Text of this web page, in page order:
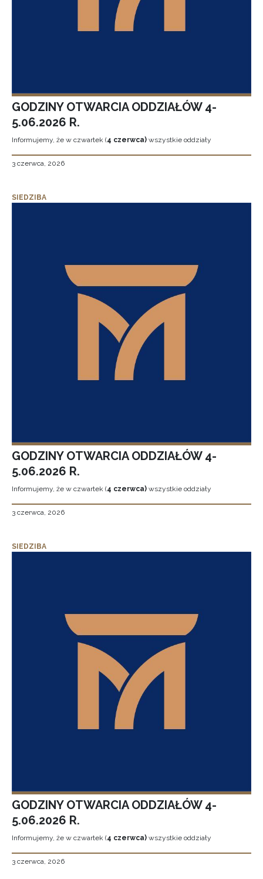
GODZINY OTWARCIA ODDZIAŁÓW 4-
5.06.2026 R.
Informujemy, że w czwartek (4 czerwca) wszystkie oddziały
3 czerwca, 2026
SIEDZIBA
GODZINY OTWARCIA ODDZIAŁÓW 4-
5.06.2026 R.
Informujemy, że w czwartek (4 czerwca) wszystkie oddziały
3 czerwca, 2026
SIEDZIBA
GODZINY OTWARCIA ODDZIAŁÓW 4-
5.06.2026 R.
Informujemy, że w czwartek (4 czerwca) wszystkie oddziały
3 czerwca, 2026